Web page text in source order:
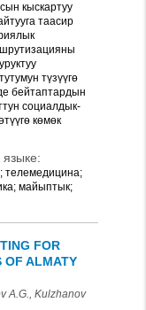
кыскартуу
таасир
түзүүгө
бейтаптардын
социалдык-
көмөк
телемедицина;
майыптык;
FOR
OF ALMATY
A.G., Kulzhanov